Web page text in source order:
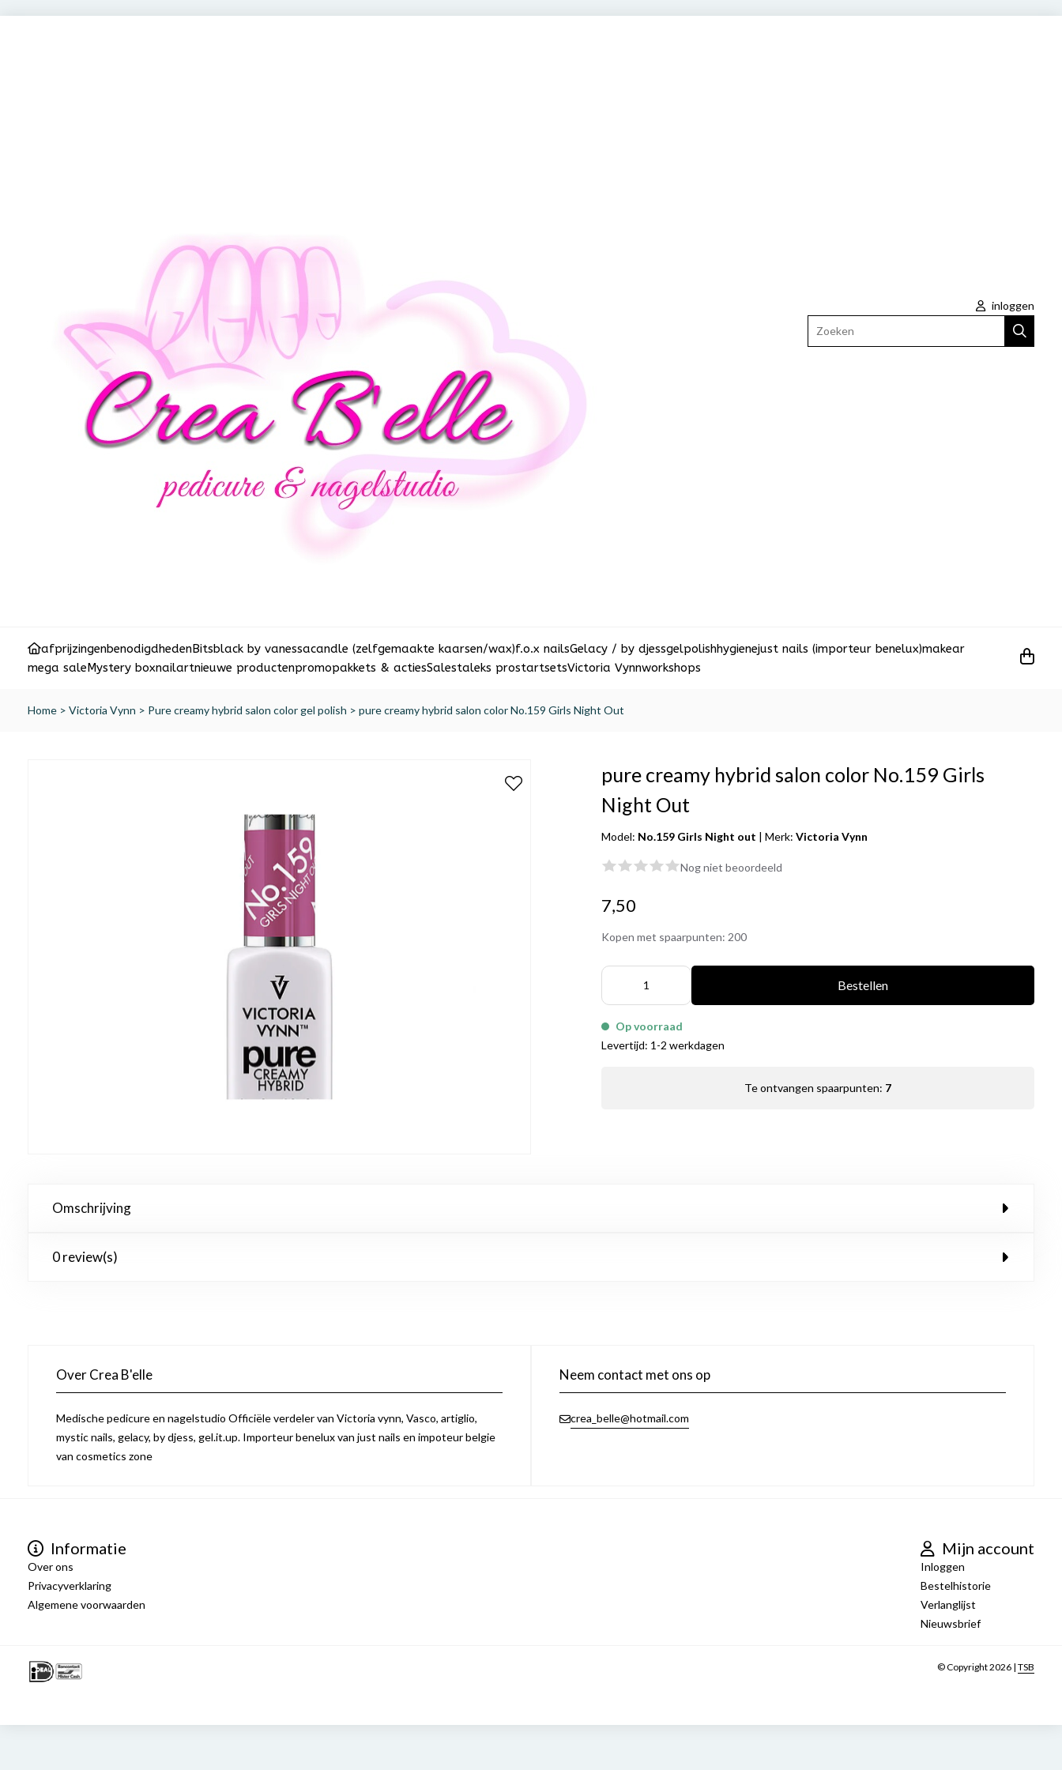
inloggen
afprijzingenbenodigdhedenBitsblack by vanessacandle (zelfgemaakte kaarsen/wax)f.o.x nailsGelacy / by djessgelpolishhygienejust nails (importeur benelux)makear
mega saleMystery boxnailartnieuwe productenpromopakkets & actiesSalestaleks prostartsetsVictoria Vynnworkshops
Home > Victoria Vynn > Pure creamy hybrid salon color gel polish > pure creamy hybrid salon color No.159 Girls Night Out
pure creamy hybrid salon color No.159 Girls
Night Out
Model: No.159 Girls Night out |Merk:Victoria Vynn
Nog niet beoordeeld
7,50
Kopen met spaarpunten: 200
Bestellen
Op voorraad
Levertijd: 1-2 werkdagen
Te ontvangen spaarpunten: 7
Omschrijving
0 review(s)
Over Crea B'elle
Medische pedicure en nagelstudio Officiële verdeler van Victoria vynn, Vasco, artiglio,
mystic nails, gelacy, by djess, gel.it.up. Importeur benelux van just nails en impoteur belgie
van cosmetics zone
Neem contact met ons op
crea_belle@hotmail.com
Informatie
Over ons
Privacyverklaring
Algemene voorwaarden
Mijn account
Inloggen
Bestelhistorie
Verlanglijst
Nieuwsbrief
© Copyright 2026 | TSB